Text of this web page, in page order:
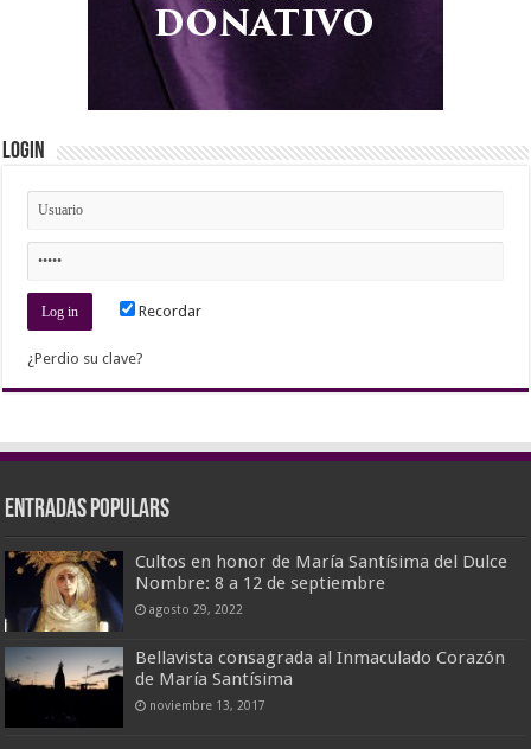
Login
Recordar
¿Perdio su clave?
Entradas populars
Cultos en honor de María Santísima del Dulce
Nombre: 8 a 12 de septiembre
agosto 29, 2022
Bellavista consagrada al Inmaculado Corazón
de María Santísima
noviembre 13, 2017